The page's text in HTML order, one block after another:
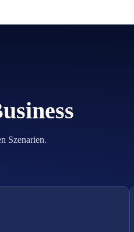
Szenarien.